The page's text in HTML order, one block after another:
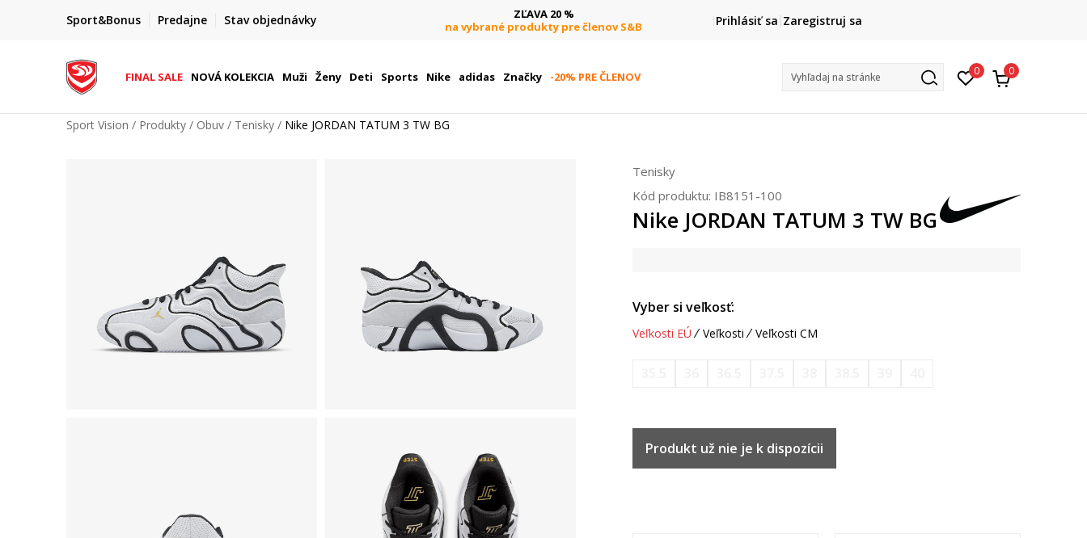
Sport&Bonus Predajne Stav objednávky
FINAL SALE AŽ -60 %
+ extra zľava 10 % len do 9. 8.
ZĽAVA 20 %
na vybrané produkty pre členov S&B
DOPRAVA ZADARMO
pri objednaní nad 80 € (neplatí pre Click&Collect)
Prihlásiť sa Zaregistruj sa
FINAL SALE NOVÁ KOLEKCIA Muži Ženy Deti Sports Nike adidas Značky -20% PRE ČLENOV Vyhľadaj na stránke 0 0
Sport Vision Produkty Obuv Tenisky Nike JORDAN TATUM 3 TW BG
Tenisky
Kód produktu: IB8151-100
Nike JORDAN TATUM 3 TW BG
Vyber si veľkosť:
Veľkosti EÚ Veľkosti Veľkosti CM
Produkt už nie je k dispozícii